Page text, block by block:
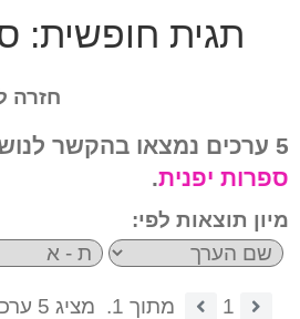
תגית חופשית:
חזרה
5 ערכים נמצאו בהקשר לנושא:
ספרות יפנית.
מיון תוצאות לפי:
1 מתוך 1.
מציג 5 ערכים.